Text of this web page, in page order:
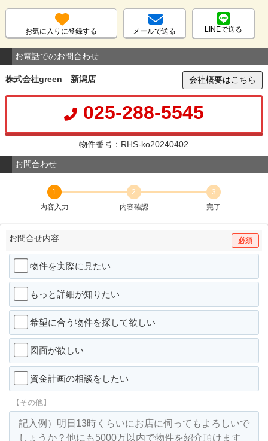
お気に入りに登録する メールで送る LINEで送る
お電話でのお問合わせ
株式会社green 新潟店 会社概要はこちら
025-288-5545
物件番号：RHS-ko20240402
お問合わせ
1
内容入力
2
内容確認
3
完了
お問合せ内容 必須
物件を実際に見たい
もっと詳細が知りたい
希望に合う物件を探して欲しい
図面が欲しい
資金計画の相談をしたい
【その他】